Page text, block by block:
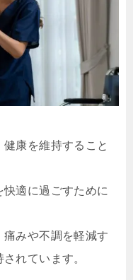
康を維持すること
適に過ごすために
みや不調を軽減す
れています。